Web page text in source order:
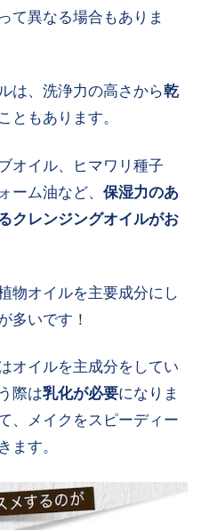
て異なる場合もありま
は、洗浄力の高さから乾
こともあります。
オイル、ヒマワリ種子
ーム油など、保湿力のあ
クレンジングオイルがお
物オイルを主要成分にし
多いです！
オイルを主成分をしてい
際は乳化が必要になりま
、メイクをスピーディー
ます。